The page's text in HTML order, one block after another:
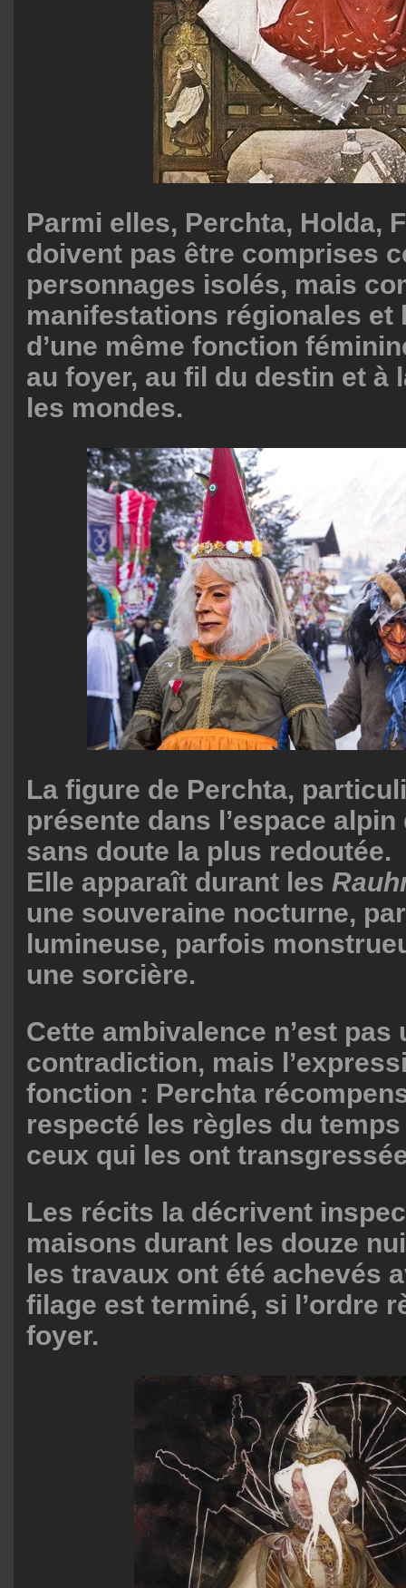
Parmi elles, Perchta, Holda,
doivent pas être comprises
personnages isolés, mais
manifestations régionales et
d’une même fonction
au foyer, au fil du destin et à
les mondes.
La figure de Perchta,
présente dans l’espace
sans doute la plus redoutée.
Elle apparaît durant les
une souveraine nocturne,
lumineuse, parfois
une sorcière.
Cette ambivalence n’est pas
contradiction, mais
fonction : Perchta
respecté les règles du
ceux qui les ont
Les récits la décrivent
maisons durant les douze
les travaux ont été achevés
filage est terminé, si l’ordre
foyer.